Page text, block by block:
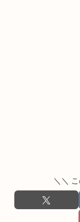
＼＼